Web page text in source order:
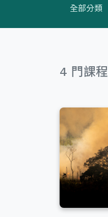
全部分類
全部難度
4 門課程